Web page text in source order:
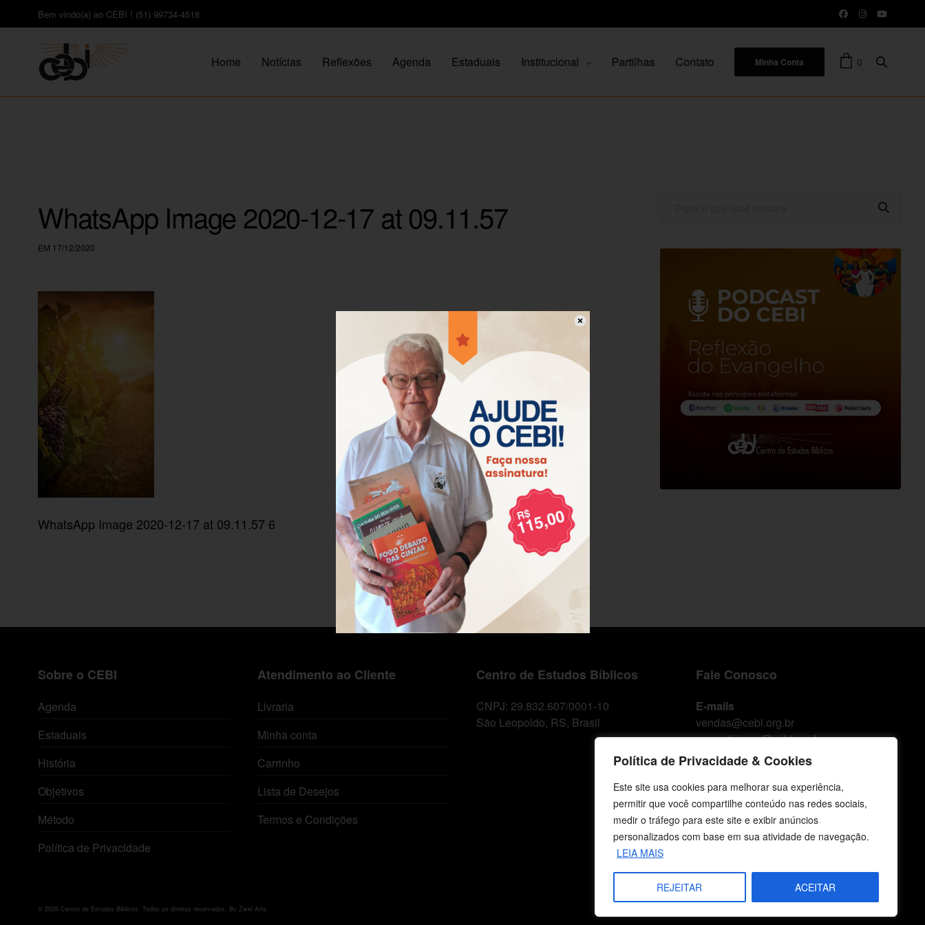
Política de Privacidade & Cookies
Este site usa cookies para melhorar sua experiência,
permitir que você compartilhe conteúdo nas redes sociais,
medir o tráfego para este site e exibir anúncios
personalizados com base em sua atividade de navegação.
LEIA MAIS
REJEITAR ACEITAR
Bem vindo(a) ao CEBI ! (51) 99734-4518
Home Notícias Reflexões Agenda Estaduais Institucional Partilhas Contato Minha Conta 0
WhatsApp Image 2020-12-17 at 09.11.57
EM 17/12/2020
WhatsApp Image 2020-12-17 at 09.11.57 6
Sobre o CEBI
Agenda
Estaduais
História
Objetivos
Método
Política de Privacidade
Atendimento ao Cliente
Livraria
Minha conta
Carrinho
Lista de Desejos
Termos e Condições
Centro de Estudos Bíblicos
CNPJ: 29.832.607/0001-10
São Leopoldo, RS, Brasil
Fale Conosco
E-mails
vendas@cebi.org.br
comunicacao@cebi.org.br
WhatsApp / Vendas
+55 (51) 99734-4518
WhatsApp / Comunicação
+55 (51) 99799-3041
© 2026 Centro de Estudos Biblicos. Todos os direitos reservados. By Zwei Arts.